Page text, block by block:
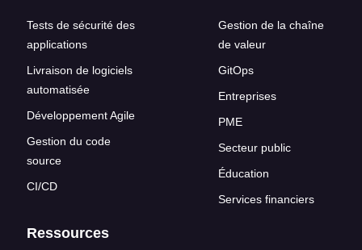
Tests de sécurité des
applications
Livraison de logiciels
automatisée
Développement Agile
Gestion du code
source
CI/CD
Gestion de la chaîne
de valeur
GitOps
Entreprises
PME
Secteur public
Éducation
Services financiers
Ressources